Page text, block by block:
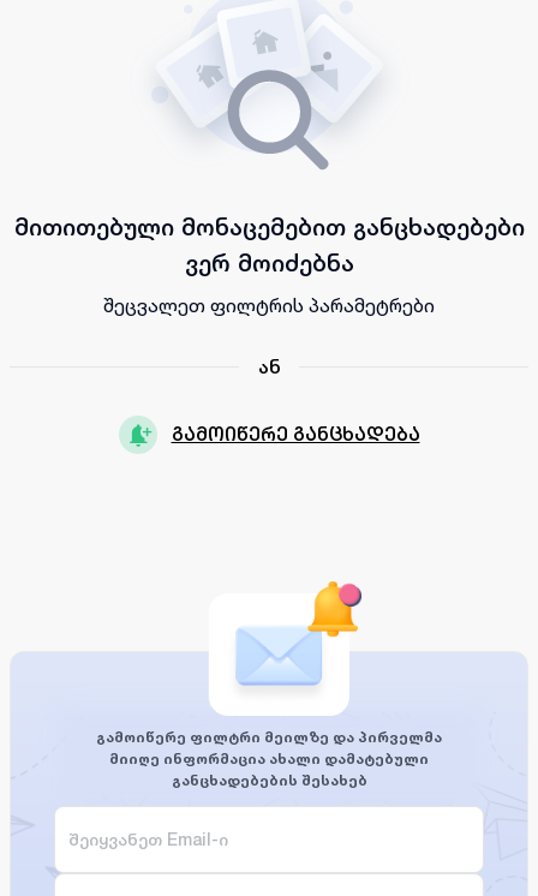
მითითებული მონაცემებით განცხადებები
ვერ მოიძებნა
შეცვალეთ ფილტრის პარამეტრები
ან
გამოიწერე განცხადება
გამოიწერე ფილტრი მეილზე და პირველმა
მიიღე ინფორმაცია ახალი დამატებული
განცხადებების შესახებ